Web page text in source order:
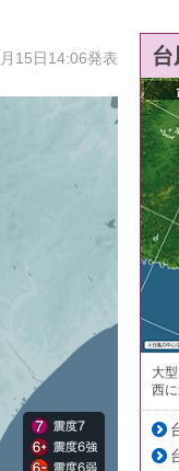
15日14:06発表
大
西